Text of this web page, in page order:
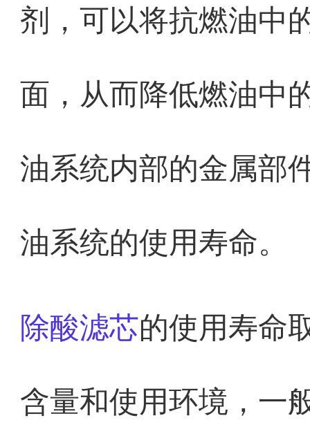
剂，可以将抗燃油中
面，从而降低燃油中
油系统内部的金属部
油系统的使用寿命。
除酸滤芯的使用寿命
含量和使用环境，一